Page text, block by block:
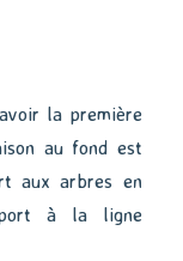
la première
au fond est
aux arbres en
à la ligne